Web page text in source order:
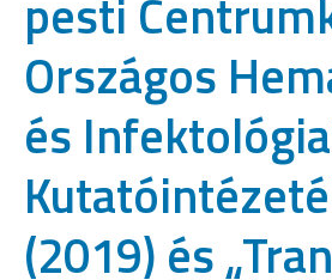
pesti
Országos
és
(2019) és